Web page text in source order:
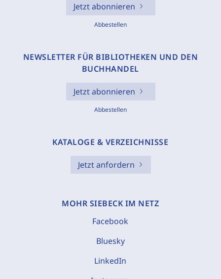
Jetzt abonnieren
Abbestellen
NEWSLETTER FÜR BIBLIOTHEKEN UND DEN
BUCHHANDEL
Jetzt abonnieren
Abbestellen
KATALOGE & VERZEICHNISSE
Jetzt anfordern
MOHR SIEBECK IM NETZ
Facebook
Bluesky
LinkedIn